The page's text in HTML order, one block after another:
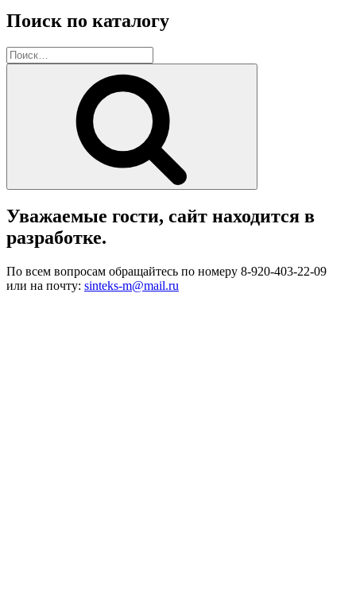
Поиск по каталогу
Искать:
Уважаемые гости, сайт находится в
разработке.
По всем вопросам обращайтесь по номеру 8-920-403-22-09
или на почту: sinteks-m@mail.ru